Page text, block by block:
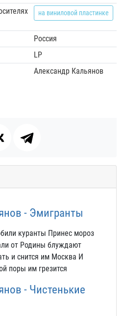
на виниловой пластинке
Россия
LP
Александр Кальянов
- Эмигранты
куранты Принес мороз
от Родины блуждают
и снится им Москва И
поры им грезится
- Чистенькие